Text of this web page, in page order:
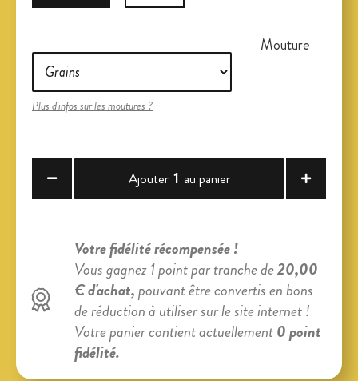
Mouture
Plus d'infos sur les moutures ?
Ajouter 1 au panier
Votre fidélité récompensée !
Vous gagnez 1 point par tranche de20,00
€ d'achat,pouvant être convertis en bons
de réduction à utiliser sur le site internet !
Votre panier contient actuellement0 point
fidélité.